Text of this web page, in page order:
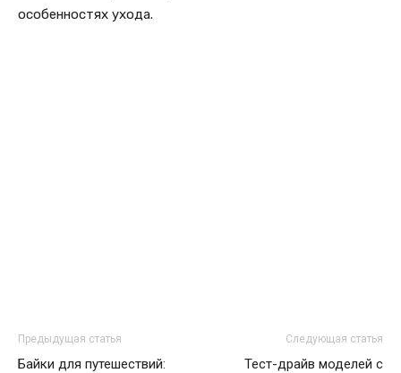
особенностях ухода.
Предыдущая статья
Байки для путешествий:
Следующая статья
Тест-драйв моделей с